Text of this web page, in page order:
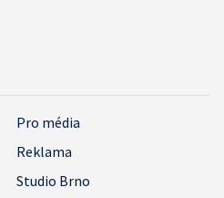
Pro média
Reklama
Studio Brno